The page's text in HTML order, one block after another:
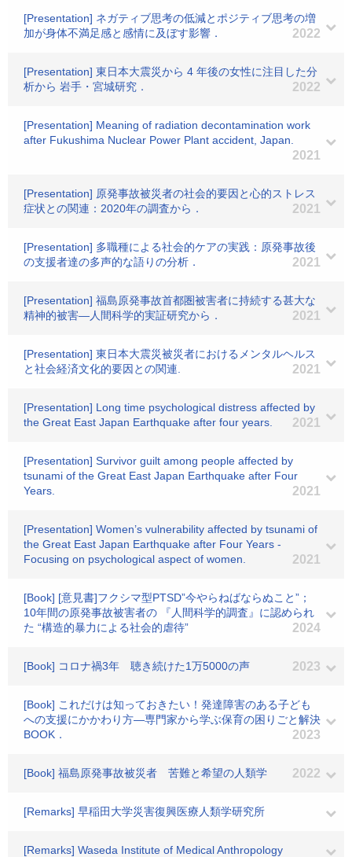
[Presentation] ネガティブ思考の低減とポジティブ思考の増
加が身体不満足感と感情に及ぼす影響．
2022
[Presentation] 東日本大震災から 4 年後の女性に注目した分
析から 岩手・宮城研究．
2022
[Presentation] Meaning of radiation decontamination work
after Fukushima Nuclear Power Plant accident, Japan.
2021
[Presentation] 原発事故被災者の社会的要因と心的ストレス
症状との関連：2020年の調査から．
2021
[Presentation] 多職種による社会的ケアの実践：原発事故後
の支援者達の多声的な語りの分析．
2021
[Presentation] 福島原発事故首都圏被害者に持続する甚大な
精神的被害―人間科学的実証研究から．
2021
[Presentation] 東日本大震災被災者におけるメンタルヘルス
と社会経済文化的要因との関連.
2021
[Presentation] Long time psychological distress affected by
the Great East Japan Earthquake after four years.
2021
[Presentation] Survivor guilt among people affected by
tsunami of the Great East Japan Earthquake after Four
Years.
2021
[Presentation] Women’s vulnerability affected by tsunami of
the Great East Japan Earthquake after Four Years -
Focusing on psychological aspect of women.
2021
[Book] [意見書]フクシマ型PTSD”今やらねばならぬこと”；
10年間の原発事故被害者の 『人間科学的調査』に認められ
た “構造的暴力による社会的虐待”
2024
[Book] コロナ禍3年 聴き続けた1万5000の声 2023
[Book] これだけは知っておきたい！発達障害のある子ども
への支援にかかわり方―専門家から学ぶ保育の困りごと解決
BOOK．
2023
[Book] 福島原発事故被災者 苦難と希望の人類学 2022
[Remarks] 早稲田大学災害復興医療人類学研究所
[Remarks] Waseda Institute of Medical Anthropology